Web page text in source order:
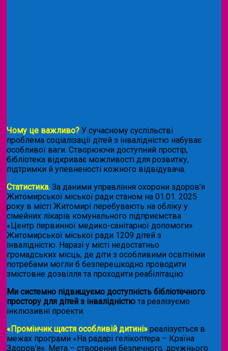
Чому це важливо? У сучасному суспільстві
проблема соціалізації дітей з інвалідністю набуває
особливої ваги. Створюючи доступний простір,
бібліотека відкриває можливості для розвитку,
підтримки й упевненості кожного відвідувача.
Статистика. За даними управління охорони здоров’я
Житомирської міської ради станом на 01.01. 2025
року в місті Житомирі перебувають на обліку у
сімейних лікарів комунального підприємства
«Центр первинної медико-санітарної допомоги»
Житомирської міської ради 1209 дітей з
інвалідністю. Наразі у місті недостатньо
громадських місць, де діти з особливими освітніми
потребами могли б безперешкодно проводити
змістовне дозвілля та проходити реабілітацію.
Ми системно підвищуємо доступність бібліотечного
простору для дітей з інвалідністю та реалізуємо
інклюзивні проекти:
«Промінчик щастя особливій дитині» реалізується в
межах програми «На радарі гелікоптера – Країна
Здоров’я». Мета – створення безпечного, дружнього